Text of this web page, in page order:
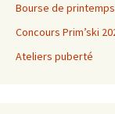
Bourse de
Concours Prim’ski
Ateliers puberté